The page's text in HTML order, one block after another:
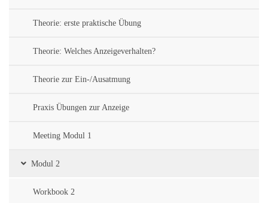
Theorie: erste praktische Übung
Theorie: Welches Anzeigeverhalten?
Theorie zur Ein-/Ausatmung
Praxis Übungen zur Anzeige
Meeting Modul 1
Modul 2
Workbook 2